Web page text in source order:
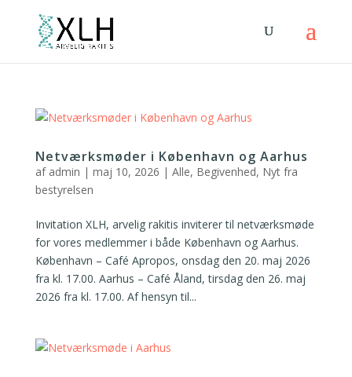
Netværksmøder i København og Aarhus
af admin | maj 10, 2026 | Alle, Begivenhed, Nyt fra
bestyrelsen
Invitation XLH, arvelig rakitis inviterer til netværksmøde
for vores medlemmer i både København og Aarhus.
København – Café Apropos, onsdag den 20. maj 2026
fra kl. 17.00. Aarhus – Café Åland, tirsdag den 26. maj
2026 fra kl. 17.00. Af hensyn til...